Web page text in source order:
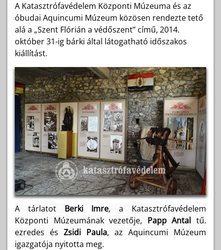
A Katasztrófavédelem Központi Múzeuma és az
óbudai Aquincumi Múzeum közösen rendezte tető
alá a „Szent Flórián a védőszent” című, 2014.
október 31-ig bárki által látogatható időszakos
kiállítást.
A tárlatot Berki Imre, a Katasztrófavédelem
Központi Múzeumának vezetője, Papp Antal tű.
ezredes és Zsidi Paula, az Aquincumi Múzeum
igazgatója nyitotta meg.